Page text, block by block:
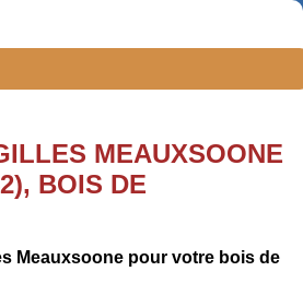
MEAUXSOONE
BOIS DE
Meauxsoone pour votre bois de